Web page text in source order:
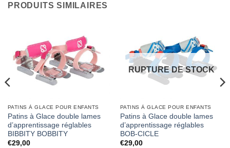
PRODUITS SIMILAIRES
PATINS À GLACE POUR ENFANTS
Patins à Glace double lames
d’apprentissage réglables
BIBBITY BOBBITY
€29,00
RUPTURE DE STOCK
PATINS À GLACE POUR ENFANTS
Patins à Glace double lames
d’apprentissage réglables
BOB-CICLE
€29,00